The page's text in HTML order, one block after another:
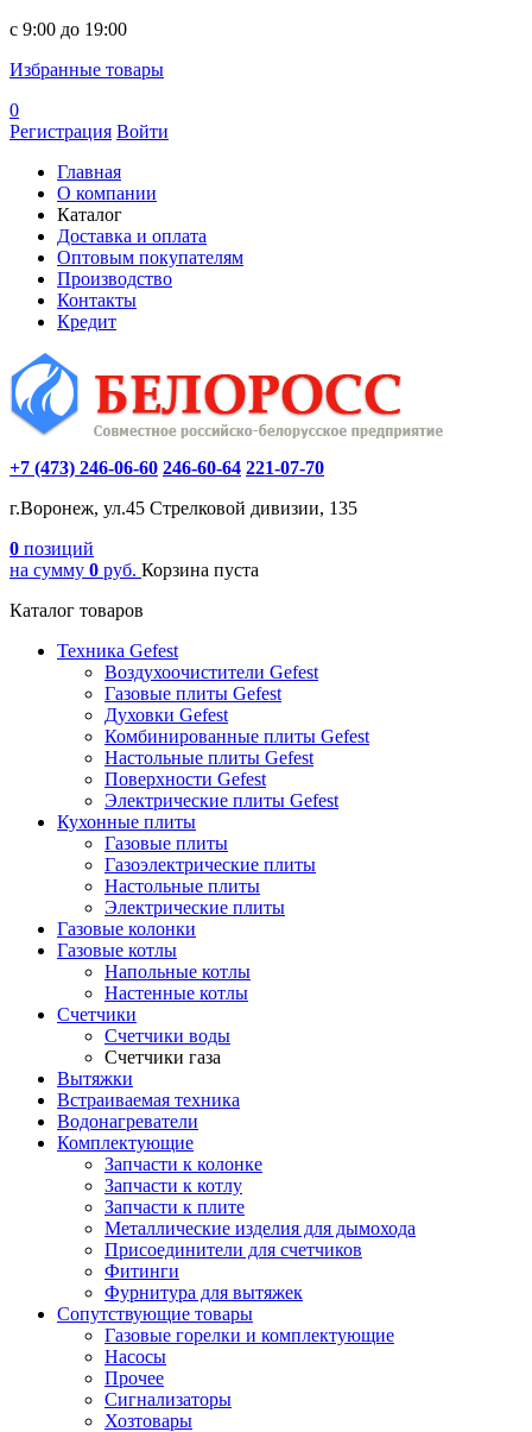
c 9:00 до 19:00
Избранные товары
0
Регистрация Войти
Главная
О компании
Каталог
Доставка и оплата
Оптовым покупателям
Производство
Контакты
Кредит
+7 (473) 246-06-60 246-60-64 221-07-70
г.Воронеж, ул.45 Стрелковой дивизии, 135
0 позиций
на сумму 0 руб. Корзина пуста
Каталог товаров
Техника Gefest
Воздухоочистители Gefest
Газовые плиты Gefest
Духовки Gefest
Комбинированные плиты Gefest
Настольные плиты Gefest
Поверхности Gefest
Электрические плиты Gefest
Кухонные плиты
Газовые плиты
Газоэлектрические плиты
Настольные плиты
Электрические плиты
Газовые колонки
Газовые котлы
Напольные котлы
Настенные котлы
Счетчики
Счетчики воды
Счетчики газа
Вытяжки
Встраиваемая техника
Водонагреватели
Комплектующие
Запчасти к колонке
Запчасти к котлу
Запчасти к плите
Металлические изделия для дымохода
Присоединители для счетчиков
Фитинги
Фурнитура для вытяжек
Сопутствующие товары
Газовые горелки и комплектующие
Насосы
Прочее
Сигнализаторы
Хозтовары